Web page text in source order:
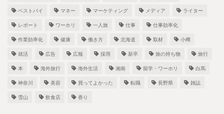
ベストバイ マネー マーケティング メディア ライター
レポート ワーホリ 一人旅 仕事 仕事効率化
作業効率化 健康 働き方 北海道 取材 小樽
就活 広告 広報 採用 新卒 旅の持ち物 旅行
本 海外旅行 海外生活 湘南 留学・ワーホリ 白馬
神奈川 美容 買ってよかった 転職 長野県 雑誌
雪山 飲食店 香り